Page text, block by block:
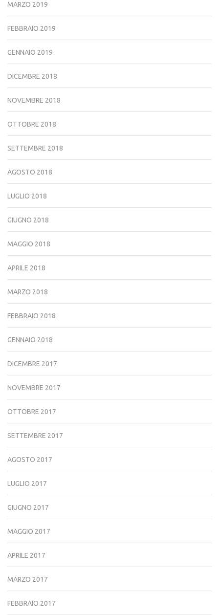
MARZO 2019
FEBBRAIO 2019
GENNAIO 2019
DICEMBRE 2018
NOVEMBRE 2018
OTTOBRE 2018
SETTEMBRE 2018
AGOSTO 2018
LUGLIO 2018
GIUGNO 2018
MAGGIO 2018
APRILE 2018
MARZO 2018
FEBBRAIO 2018
GENNAIO 2018
DICEMBRE 2017
NOVEMBRE 2017
OTTOBRE 2017
SETTEMBRE 2017
AGOSTO 2017
LUGLIO 2017
GIUGNO 2017
MAGGIO 2017
APRILE 2017
MARZO 2017
FEBBRAIO 2017